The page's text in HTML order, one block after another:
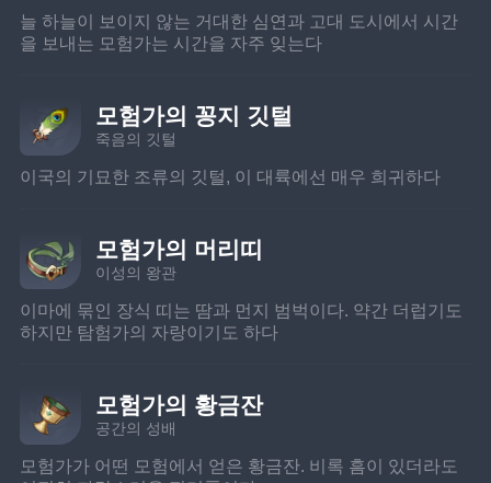
늘 하늘이 보이지 않는 거대한 심연과 고대 도시에서 시간
을 보내는 모험가는 시간을 자주 잊는다
모험가의 꽁지 깃털
죽음의 깃털
이국의 기묘한 조류의 깃털, 이 대륙에선 매우 희귀하다
모험가의 머리띠
이성의 왕관
이마에 묶인 장식 띠는 땀과 먼지 범벅이다. 약간 더럽기도
하지만 탐험가의 자랑이기도 하다
모험가의 황금잔
공간의 성배
모험가가 어떤 모험에서 얻은 황금잔. 비록 흠이 있더라도